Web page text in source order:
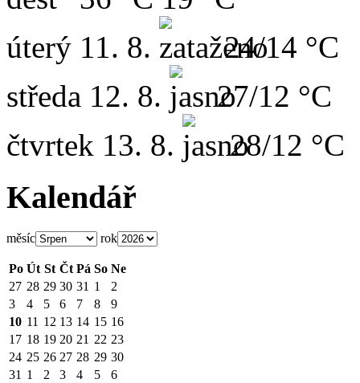
úterý 11. 8.
24/14 °C
středa 12. 8.
27/12 °C
čtvrtek 13. 8. 28/12 °C
Kalendář
měsíc rok
Po Út St Čt Pá So Ne
27 28 29 30 31 1
2
3
4 5 6 7 8
9
10 11 12 13 14 15 16
17 18 19 20 21 22 23
24 25 26 27 28 29 30
31 1 2 3 4 5 6